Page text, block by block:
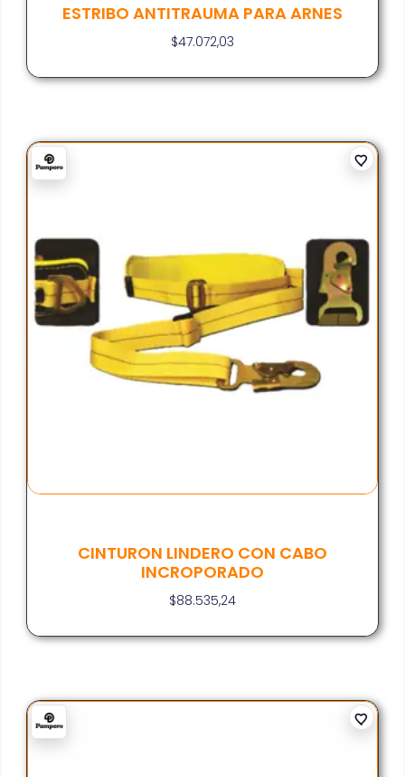
ESTRIBO ANTITRAUMA PARA ARNES
$47.072,03
CINTURON LINDERO CON CABO
INCROPORADO
$88.535,24